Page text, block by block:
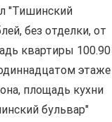
"Тишинский
без отделки, от
квартиры 100.90
этаже
площадь кухни
бульвар"